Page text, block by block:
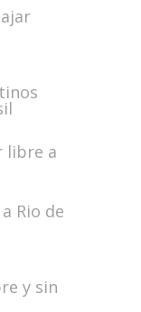
libre a
Rio de
y sin